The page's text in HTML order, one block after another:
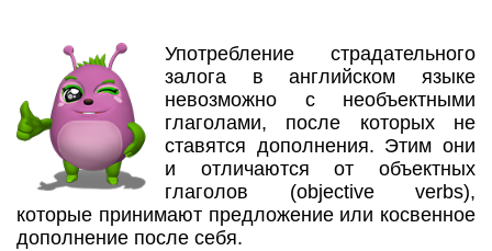
Употребление страдательного
залога в английском языке
невозможно с необъектными
глаголами, после которых не
ставятся дополнения. Этим они
и отличаются от объектных
глаголов (objective verbs),
которые принимают предложение или косвенное
дополнение после себя.